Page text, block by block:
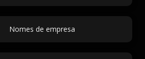
Nomes de empresa